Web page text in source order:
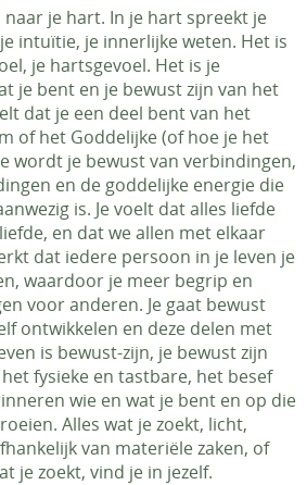
je hart. In je hart spreekt je
intuïtie, je innerlijke weten. Het is
je hartsgevoel. Het is je
je bent en je bewust zijn van het
dat je een deel bent van het
of het Goddelijke (of hoe je het
wordt je bewust van verbindingen,
en de goddelijke energie die
is. Je voelt dat alles liefde
en dat we allen met elkaar
dat iedere persoon in je leven je
waardoor je meer begrip en
voor anderen. Je gaat bewust
ontwikkelen en deze delen met
is bewust-zijn, je bewust zijn
fysieke en tastbare, het besef
wie en wat je bent en op die
Alles wat je zoekt, licht,
van materiële zaken, of
je zoekt, vind je in jezelf.